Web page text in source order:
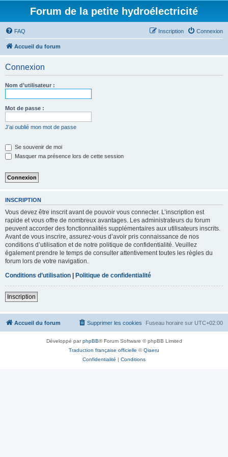
Forum de la petite hydroélectricité
FAQ Connexion
Inscription
Accueil du forum
Connexion
Nom d’utilisateur :
Mot de passe :
J’ai oublié mon mot de passe
Se souvenir de moi
Masquer ma présence lors de cette session
INSCRIPTION
Vous devez être inscrit avant de pouvoir vous connecter. L’inscription est
rapide et vous offre de nombreux avantages. Les administrateurs du forum
peuvent accorder des fonctionnalités supplémentaires aux utilisateurs inscrits.
Avant de vous inscrire, assurez-vous d’avoir pris connaissance de nos
conditions d’utilisation et de notre politique de confidentialité. Veuillez
également prendre le temps de consulter attentivement toutes les règles du
forum lors de votre navigation.
Conditions d’utilisation | Politique de confidentialité
Inscription
Accueil du forum Fuseau horaire sur UTC+02:00
Supprimer les cookies
Développé parphpBB® Forum Software © phpBB Limited
Traduction française officielle ©Qiaeru
Confidentialité | Conditions